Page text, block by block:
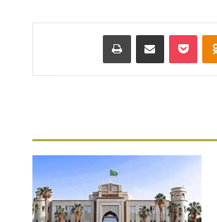
بوكيت مشاركة عبر البريد